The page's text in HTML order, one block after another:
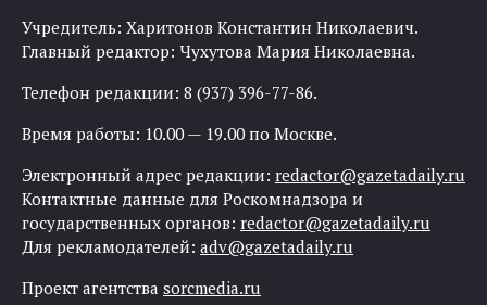
Учредитель: Харитонов Константин Николаевич.
Главный редактор: Чухутова Мария Николаевна.
Телефон редакции: 8 (937) 396-77-86.
Время работы: 10.00 — 19.00 по Москве.
Электронный адрес редакции: redactor@gazetadaily.ru
Контактные данные для Роскомнадзора и
государственных органов: redactor@gazetadaily.ru
Для рекламодателей: adv@gazetadaily.ru
Проект агентства sorcmedia.ru